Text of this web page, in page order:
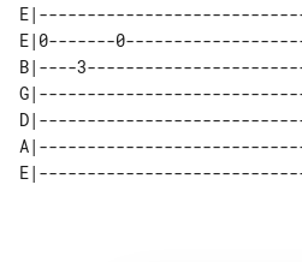
E|0-------
B|----